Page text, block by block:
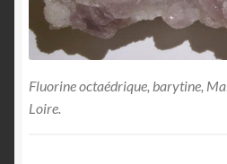
Fluorine octaédrique, barytine,
Loire.